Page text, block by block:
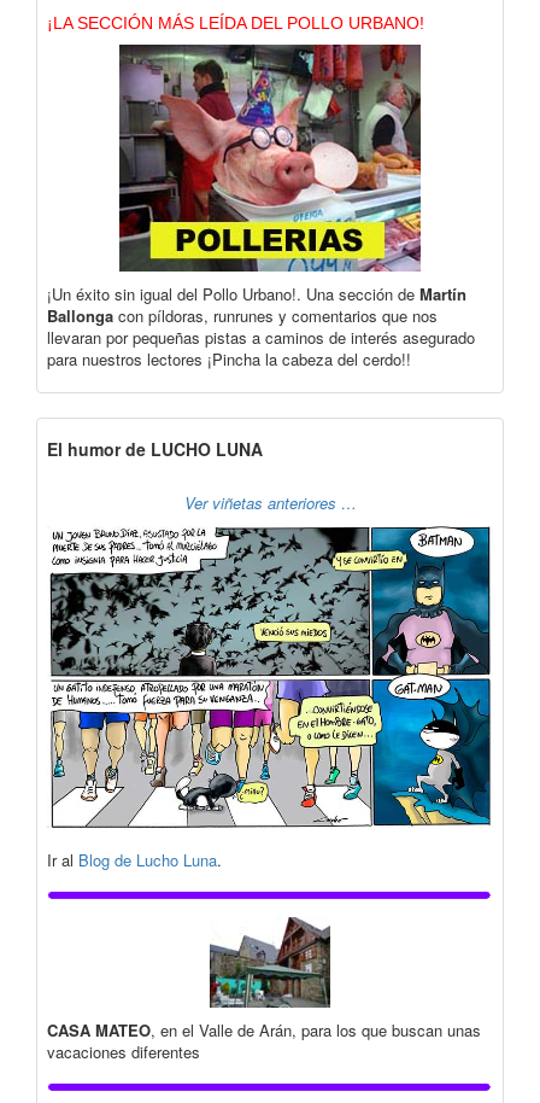
¡LA SECCIÓN MÁS LEÍDA DEL POLLO URBANO!
¡Un éxito sin igual del Pollo Urbano!. Una sección de Martín
Ballonga con píldoras, runrunes y comentarios que nos
llevaran por pequeñas pistas a caminos de interés asegurado
para nuestros lectores ¡Pincha la cabeza del cerdo!!
El humor de LUCHO LUNA
Ver viñetas anteriores …
Ir al Blog de Lucho Luna.
CASA MATEO, en el Valle de Arán, para los que buscan unas
vacaciones diferentes